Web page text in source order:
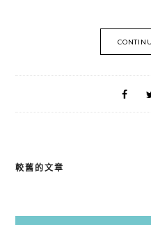
文
導
較舊的文章